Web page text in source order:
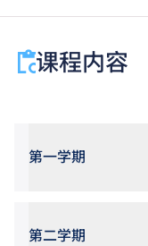
课程内容
第一学期
第二学期